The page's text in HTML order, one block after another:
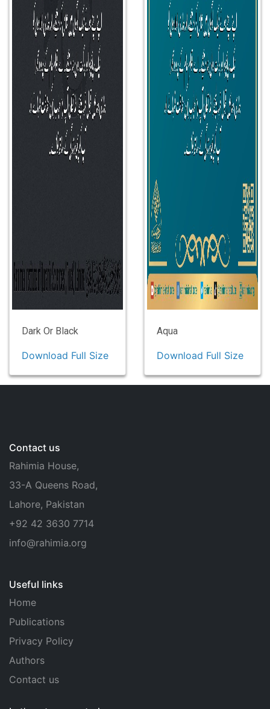
Dark Or Black
Download Full Size
Aqua
Download Full Size
Contact us
Rahimia House,
33-A Queens Road,
Lahore, Pakistan
+92 42 3630 7714
info@rahimia.org
Useful links
Home
Publications
Privacy Policy
Authors
Contact us